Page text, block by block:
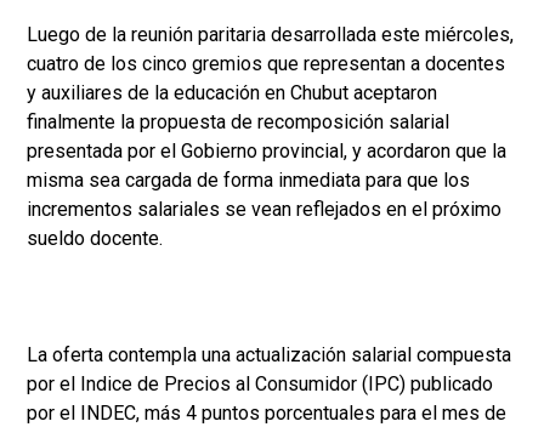
Luego de la reunión paritaria desarrollada este miércoles,
cuatro de los cinco gremios que representan a docentes
y auxiliares de la educación en Chubut aceptaron
finalmente la propuesta de recomposición salarial
presentada por el Gobierno provincial, y acordaron que la
misma sea cargada de forma inmediata para que los
incrementos salariales se vean reflejados en el próximo
sueldo docente.
La oferta contempla una actualización salarial compuesta
por el Indice de Precios al Consumidor (IPC) publicado
por el INDEC, más 4 puntos porcentuales para el mes de